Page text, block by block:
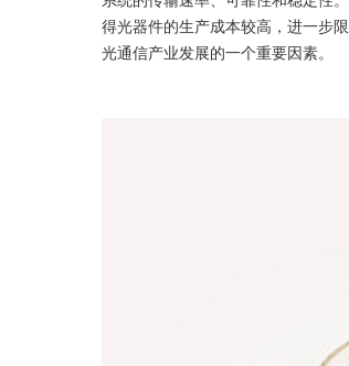
得光器件的生产成本较高，进一步
光通信产业发展的一个重要因素。